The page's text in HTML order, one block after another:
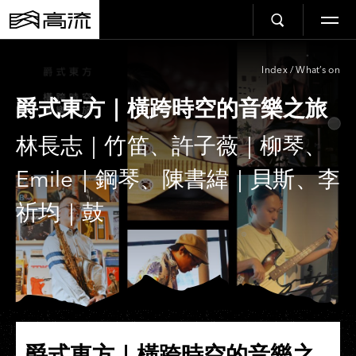
Index / What’s on
爵式東方｜橫跨時空的音樂之旅
林長志｜竹笛、許子薇｜柳琴、
Emile｜鋼琴、陳書緯｜貝斯、李
祈均｜鼓